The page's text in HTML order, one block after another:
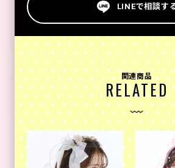
LINEで相談す
関連商品
RELATED